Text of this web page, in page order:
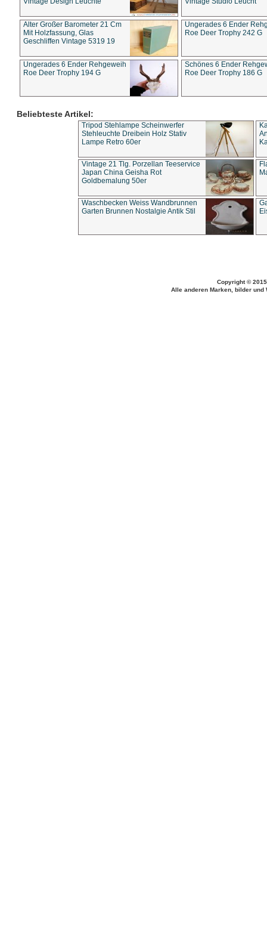
Alter Großer Barometer 21 Cm
Mit Holzfassung, Glas
Geschliffen Vintage 5319 19
Ungerades 6 Ender
Roe Deer Trophy 242 G
Ungerades 6 Ender Rehgeweih
Roe Deer Trophy 194 G
Schönes 6 Ender
Roe Deer Trophy 186 G
Beliebteste Artikel:
Tripod Stehlampe Scheinwerfer
Stehleuchte Dreibein Holz Stativ
Lampe Retro 60er
Vintage 21 Tlg. Porzellan Teeservice
Japan China Geisha Rot
Goldbemalung 50er
Waschbecken Weiss Wandbrunnen
Garten Brunnen Nostalgie Antik Stil
Copyright ©
Alle anderen Marken, bilder und